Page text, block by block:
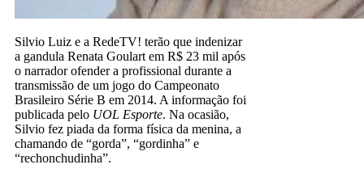
Silvio Luiz e a RedeTV! terão que indenizar
a gandula Renata Goulart em R$ 23 mil após
o narrador ofender a profissional durante a
transmissão de um jogo do Campeonato
Brasileiro Série B em 2014. A informação foi
publicada pelo UOL Esporte. Na ocasião,
Silvio fez piada da forma física da menina, a
chamando de “gorda”, “gordinha” e
“rechonchudinha”.